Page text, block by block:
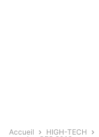
Accueil HIGH-TECH